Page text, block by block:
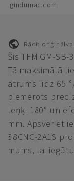
gindumac.com
Rādīt
Šis TFM GM-
Tā maksimālā
ātrums līdz 65
piemērots
leņķi 180° un
mm. Apsveriet
38CNC-2A1S
mums, lai